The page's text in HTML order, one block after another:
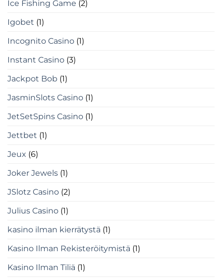
Ice Fishing Game (2)
Igobet (1)
Incognito Casino (1)
Instant Casino (3)
Jackpot Bob (1)
JasminSlots Casino (1)
JetSetSpins Casino (1)
Jettbet (1)
Jeux (6)
Joker Jewels (1)
JSlotz Casino (2)
Julius Casino (1)
kasino ilman kierrätystä (1)
Kasino Ilman Rekisteröitymistä (1)
Kasino Ilman Tiliä (1)